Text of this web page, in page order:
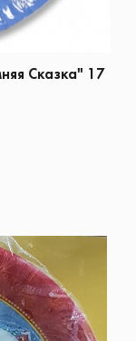
Сказка" 17